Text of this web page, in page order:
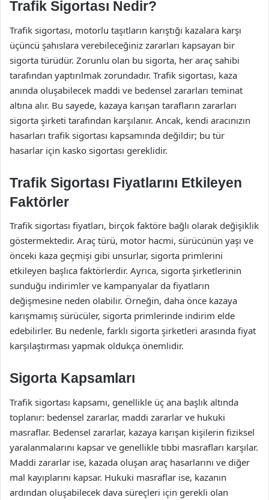
Trafik Sigortası Nedir?
Trafik sigortası, motorlu taşıtların karıştığı kazalara karşı
üçüncü şahıslara verebileceğiniz zararları kapsayan bir
sigorta türüdür. Zorunlu olan bu sigorta, her araç sahibi
tarafından yaptırılmak zorundadır. Trafik sigortası, kaza
anında oluşabilecek maddi ve bedensel zararları teminat
altına alır. Bu sayede, kazaya karışan tarafların zararları
sigorta şirketi tarafından karşılanır. Ancak, kendi aracınızın
hasarları trafik sigortası kapsamında değildir; bu tür
hasarlar için kasko sigortası gereklidir.
Trafik Sigortası Fiyatlarını Etkileyen
Faktörler
Trafik sigortası fiyatları, birçok faktöre bağlı olarak değişiklik
göstermektedir. Araç türü, motor hacmi, sürücünün yaşı ve
önceki kaza geçmişi gibi unsurlar, sigorta primlerini
etkileyen başlıca faktörlerdir. Ayrıca, sigorta şirketlerinin
sunduğu indirimler ve kampanyalar da fiyatların
değişmesine neden olabilir. Örneğin, daha önce kazaya
karışmamış sürücüler, sigorta primlerinde indirim elde
edebilirler. Bu nedenle, farklı sigorta şirketleri arasında fiyat
karşılaştırması yapmak oldukça önemlidir.
Sigorta Kapsamları
Trafik sigortası kapsamı, genellikle üç ana başlık altında
toplanır: bedensel zararlar, maddi zararlar ve hukuki
masraflar. Bedensel zararlar, kazaya karışan kişilerin fiziksel
yaralanmalarını kapsar ve genellikle tıbbi masrafları karşılar.
Maddi zararlar ise, kazada oluşan araç hasarlarını ve diğer
mal kayıplarını kapsar. Hukuki masraflar ise, kazanın
ardından oluşabilecek dava süreçleri için gerekli olan